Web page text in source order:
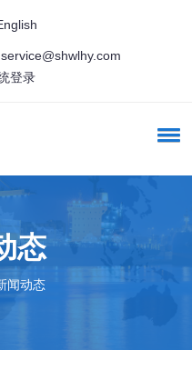
service@shwlhy.com
登录
态
闻动态